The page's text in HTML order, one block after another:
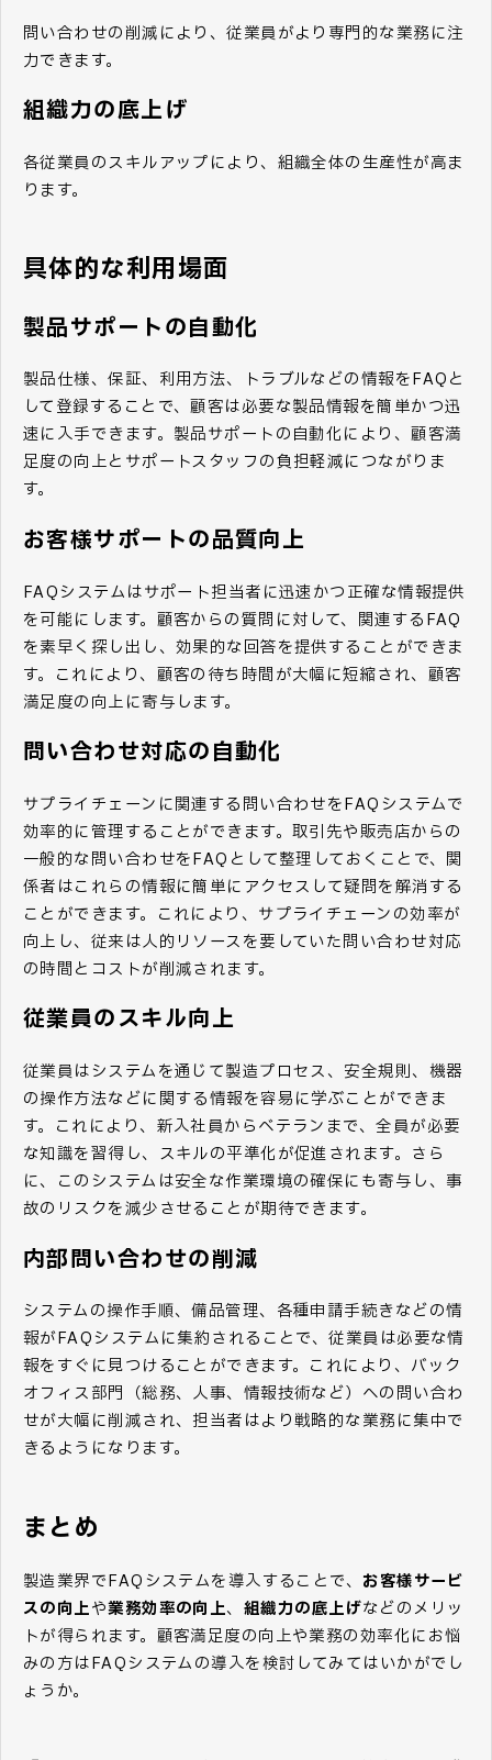
問い合わせの削減により、従業員がより専門的な業務に注
力できます。
組織力の底上げ
各従業員のスキルアップにより、組織全体の生産性が高ま
ります。
具体的な利用場面
製品サポートの自動化
製品仕様、保証、利用方法、トラブルなどの情報をFAQと
して登録することで、顧客は必要な製品情報を簡単かつ迅
速に入手できます。製品サポートの自動化により、顧客満
足度の向上とサポートスタッフの負担軽減につながりま
す。
お客様サポートの品質向上
FAQシステムはサポート担当者に迅速かつ正確な情報提供
を可能にします。顧客からの質問に対して、関連するFAQ
を素早く探し出し、効果的な回答を提供することができま
す。これにより、顧客の待ち時間が大幅に短縮され、顧客
満足度の向上に寄与します。
問い合わせ対応の自動化
サプライチェーンに関連する問い合わせをFAQシステムで
効率的に管理することができます。取引先や販売店からの
一般的な問い合わせをFAQとして整理しておくことで、関
係者はこれらの情報に簡単にアクセスして疑問を解消する
ことができます。これにより、サプライチェーンの効率が
向上し、従来は人的リソースを要していた問い合わせ対応
の時間とコストが削減されます。
従業員のスキル向上
従業員はシステムを通じて製造プロセス、安全規則、機器
の操作方法などに関する情報を容易に学ぶことができま
す。これにより、新入社員からベテランまで、全員が必要
な知識を習得し、スキルの平準化が促進されます。さら
に、このシステムは安全な作業環境の確保にも寄与し、事
故のリスクを減少させることが期待できます。
内部問い合わせの削減
システムの操作手順、備品管理、各種申請手続きなどの情
報がFAQシステムに集約されることで、従業員は必要な情
報をすぐに見つけることができます。これにより、バック
オフィス部門（総務、人事、情報技術など）への問い合わ
せが大幅に削減され、担当者はより戦略的な業務に集中で
きるようになります。
まとめ
製造業界でFAQシステムを導入することで、 お客様サービ
スの向上や業務効率の向上、 組織力の底上げなどのメリッ
トが得られます。顧客満足度の向上や業務の効率化にお悩
みの方はFAQシステムの導入を検討してみてはいかがでし
ょうか。